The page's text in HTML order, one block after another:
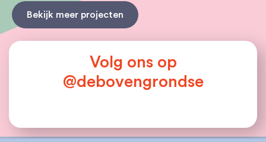
Bekijk meer projecten
Volg ons op
@debovengrondse